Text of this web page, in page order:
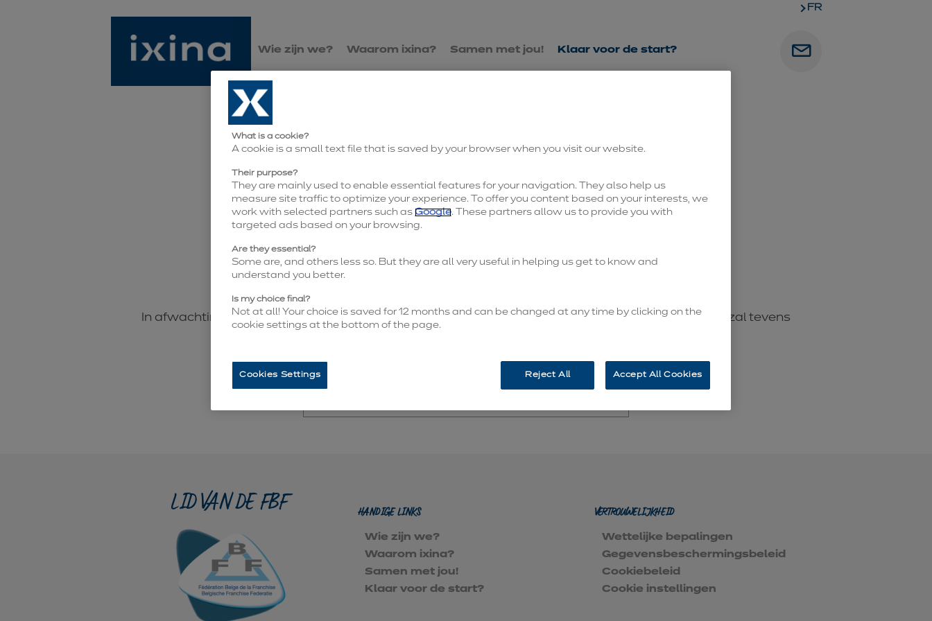
FR
Wie zijn we? Waarom ixina? Samen met jou! Klaar voor de start?
Uw aanvraag is verstuurd!
In afwachting, stellen we u voor om het kandidatuursdossier te downloaden en in te vullen. Deze zal tevens
LID VAN DE FBF HANDIGE LINKS
Wie zijn we?
Waarom ixina?
Samen met jou!
Klaar voor de start?
VERTROUWELIJKHEID
Wettelijke bepalingen
Gegevensbeschermingsbeleid
Cookiebeleid
Cookie instellingen
What is a cookie?
A cookie is a small text file that is saved by your browser when you visit our website.
Their purpose?
They are mainly used to enable essential features for your navigation. They also help us
measure site traffic to optimize your experience. To offer you content based on your interests, we
work with selected partners such as Google. These partners allow us to provide you with
targeted ads based on your browsing.
Are they essential?
Some are, and others less so. But they are all very useful in helping us get to know and
understand you better.
Is my choice final?
Not at all! Your choice is saved for 12 months and can be changed at any time by clicking on the
cookie settings at the bottom of the page.
Cookies Settings Reject All Accept All Cookies